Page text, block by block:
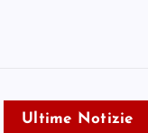
Ultime Notizie